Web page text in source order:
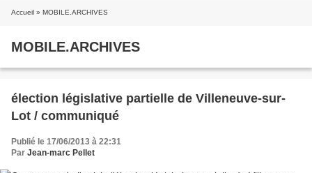
Accueil » MOBILE.ARCHIVES
MOBILE.ARCHIVES
élection législative partielle de Villeneuve-sur-
Lot / communiqué
Publié le 17/06/2013 à 22:31
Par Jean-marc Pellet